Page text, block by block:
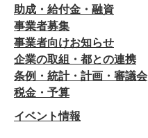
助成・給付金・融資
事業者募集
事業者向けお知らせ
企業の取組・都との連携
条例・統計・計画・審議会
税金・予算
イベント情報